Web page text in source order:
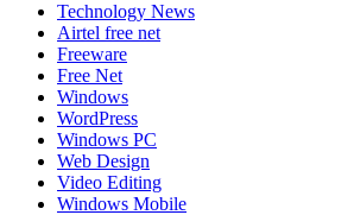
Technology News
Airtel free net
Freeware
Free Net
Windows
WordPress
Windows PC
Web Design
Video Editing
Windows Mobile